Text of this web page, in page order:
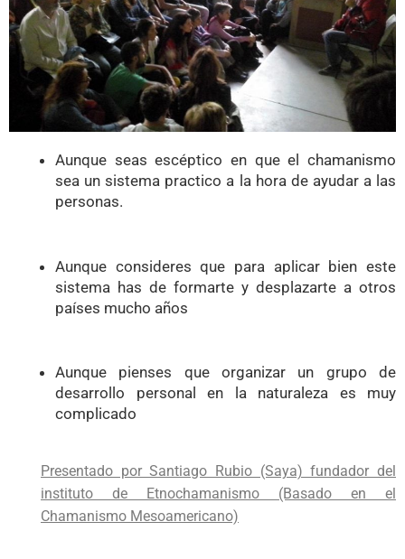
Aunque seas escéptico en que el chamanismo
sea un sistema practico a la hora de ayudar a las
personas.
Aunque consideres que para aplicar bien este
sistema has de formarte y desplazarte a otros
países mucho años
Aunque pienses que organizar un grupo de
desarrollo personal en la naturaleza es muy
complicado
Presentado por Santiago Rubio (Saya) fundador del
instituto de Etnochamanismo (Basado en el
Chamanismo Mesoamericano)